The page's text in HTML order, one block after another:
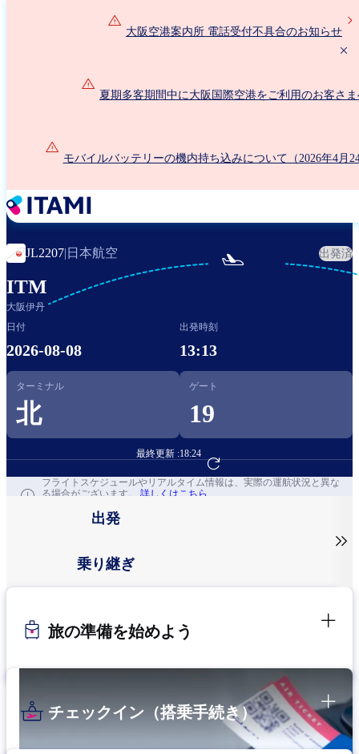
大阪空港案内所 電話受付不具合のお知らせ
夏期多客期間中に大阪国際空港をご利用のお客さ
モバイルバッテリーの機内持ち込みについて（2026年4月
JL2207| 日本航空 出発済
ITM
大阪伊丹

日付
2026-08-08
出発時刻
13:13
ターミナル
北
ゲート
19
最終更新 :18:24
フライト予約へ
フライトスケジュールやリアルタイム情報は、実際の運航状況と異な
る場合がございます。 詳しくはこちら
出発
乗り継ぎ

旅の準備を始めよう
チェックイン（搭乗手続き）